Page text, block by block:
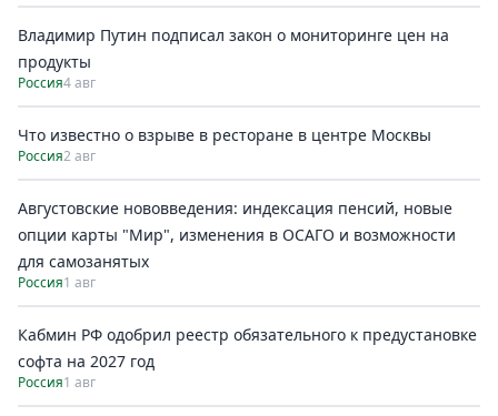
Владимир Путин подписал закон о мониторинге цен на
продукты
Россия4 авг
Что известно о взрыве в ресторане в центре Москвы
Россия2 авг
Августовские нововведения: индексация пенсий, новые
опции карты "Мир", изменения в ОСАГО и возможности
для самозанятых
Россия1 авг
Кабмин РФ одобрил реестр обязательного к предустановке
софта на 2027 год
Россия1 авг